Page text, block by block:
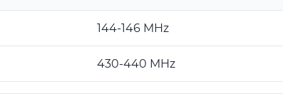
144-146 MHz
430-440 MHz